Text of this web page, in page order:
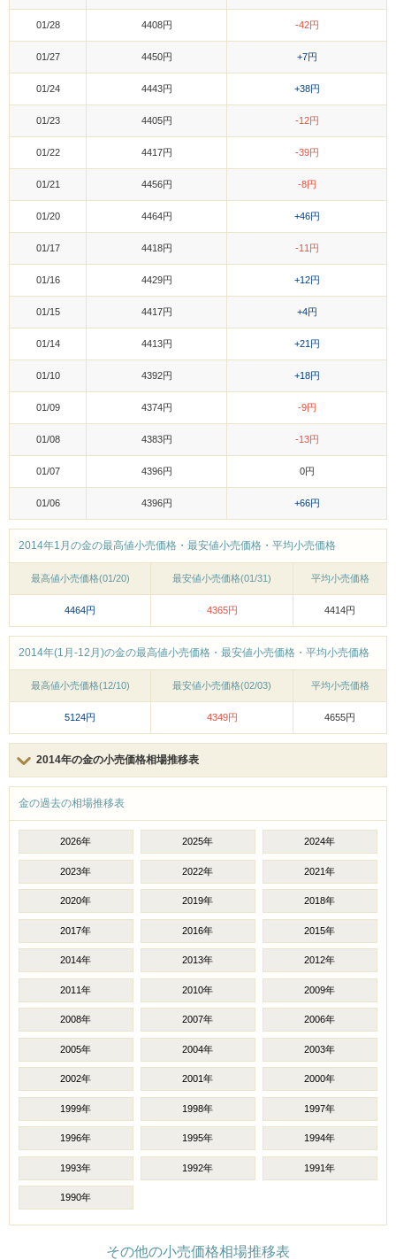
01/28 4408円 -42円
01/27 4450円 +7円
01/24 4443円 +38円
01/23 4405円 -12円
01/22 4417円 -39円
01/21 4456円 -8円
01/20 4464円 +46円
01/17 4418円 -11円
01/16 4429円 +12円
01/15 4417円 +4円
01/14 4413円 +21円
01/10 4392円 +18円
01/09 4374円 -9円
01/08 4383円 -13円
01/07 4396円 0円
01/06 4396円 +66円
2014年1月の金の最高値小売価格・最安値小売価格・平均小売価格
最高値小売価格(01/20) 最安値小売価格(01/31) 平均小売価格
4464円 4365円 4414円
2014年(1月-12月)の金の最高値小売価格・最安値小売価格・平均小売価格
最高値小売価格(12/10) 最安値小売価格(02/03) 平均小売価格
5124円 4349円 4655円
2014年の金の小売価格相場推移表
金の過去の相場推移表
2026年 2025年 2024年
2023年 2022年 2021年
2020年 2019年 2018年
2017年 2016年 2015年
2014年 2013年 2012年
2011年 2010年 2009年
2008年 2007年 2006年
2005年 2004年 2003年
2002年 2001年 2000年
1999年 1998年 1997年
1996年 1995年 1994年
1993年 1992年 1991年
1990年
その他の小売価格相場推移表